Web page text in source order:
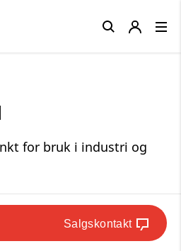
for bruk i industri og
Salgskontakt
Close